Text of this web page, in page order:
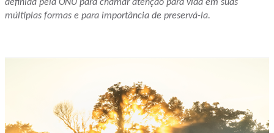
definida pela ONU para chamar atenção para vida em suas
múltiplas formas e para importância de preservá-la.